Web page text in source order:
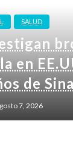
SALUD
en
de
7, 2026